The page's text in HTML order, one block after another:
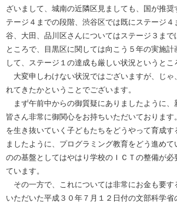
ざいまして、城南の近隣区見ましても、国が推奨
テージ４までの段階、渋谷区では既にステージ４
谷、大田、品川区さんについてはステージ３まで
ところで、目黒区に関しては向こう５年の実施計
して、ステージ１の達成も厳しい状況というとこ
大変申しわけない状況ではございますが、じゃ
れてきたかということでございます。
まず午前中からの御質疑にありましたように、
皆さん非常に御関心をお持ちいただいておりま
を生き抜いていく子どもたちをどうやって育成す
ましたように、プログラミング教育をどう進めて
のの基盤としてはやはり学校のＩＣＴの整備が必
ています。
その一方で、これについては非常にお金も要す
いただいた平成３０年７月１２日付の文部科学